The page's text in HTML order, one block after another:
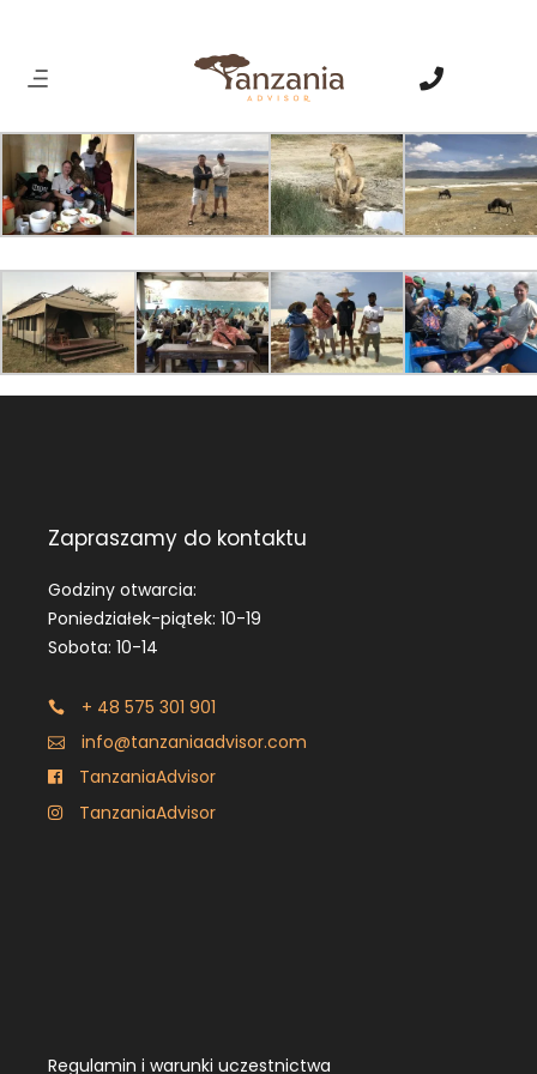
Zapraszamy do kontaktu
Godziny otwarcia:
Poniedziałek-piątek: 10-19
Sobota: 10-14
+ 48 575 301 901
info@tanzaniaadvisor.com
TanzaniaAdvisor
TanzaniaAdvisor
Regulamin i warunki uczestnictwa